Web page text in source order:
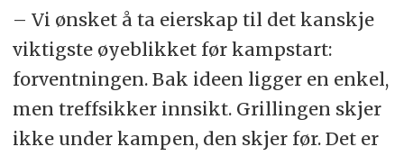
– Vi ønsket å ta eierskap til det kanskje
viktigste øyeblikket før kampstart:
forventningen. Bak ideen ligger en enkel,
men treffsikker innsikt. Grillingen skjer
ikke under kampen, den skjer før. Det er